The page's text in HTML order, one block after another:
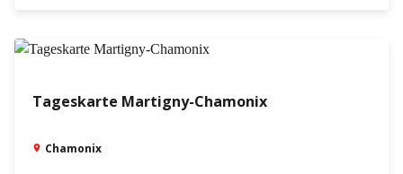
Tageskarte Martigny-Chamonix
Chamonix